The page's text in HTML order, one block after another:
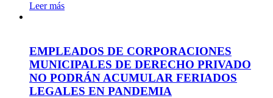
Leer más
EMPLEADOS DE CORPORACIONES
MUNICIPALES DE DERECHO PRIVADO
NO PODRÁN ACUMULAR FERIADOS
LEGALES EN PANDEMIA